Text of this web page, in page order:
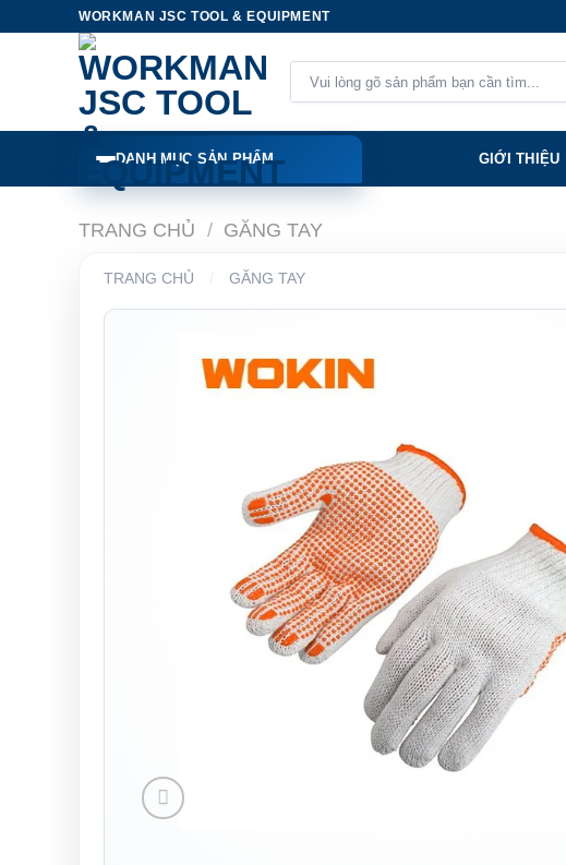
WORKMAN JSC TOOL & EQUIPMENT
kiếm:
DANH MỤC SẢN PHẨM GIỚI THIỆU
TRANG CHỦ / GĂNG TAY
TRANG CHỦ GĂNG TAY